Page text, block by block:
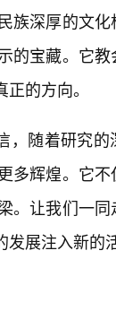
族深厚的文化
的宝藏。它
的方向。
，随着研究
多辉煌。它不
。让我们一同
展注入新的